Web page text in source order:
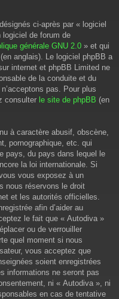
ci-après par « logiciel
de forum de
générale GNU 2.0 » et qui
(en anglais). Le logiciel phpBB a
internet et phpBB Limited ne
de la conduite et du
pas. Pour plus
consulter le site de phpBB (en
à caractère abusif, obscène,
pornographique, etc. qui
pays, du pays dans lequel le
la loi internationale. Si
vous exposez à un
nous réservons le droit
et les autorités officielles.
afin d’aider au
le fait que « Autodiva »
ou de verrouiller
quel moment si nous
vous acceptez que
soient enregistrées
informations ne seront pas
ni « Autodiva », ni
en cas de tentative